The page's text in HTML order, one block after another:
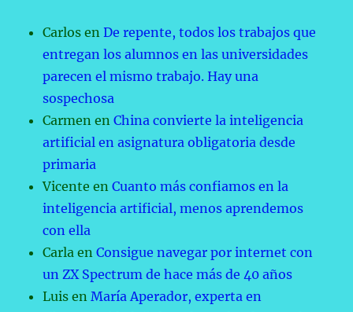
Carlos enDe repente, todos los trabajos que
entregan los alumnos en las universidades
parecen el mismo trabajo. Hay una
sospechosa
Carmen enChina convierte la inteligencia
artificial en asignatura obligatoria desde
primaria
Vicente enCuanto más confiamos en la
inteligencia artificial, menos aprendemos
con ella
Carla enConsigue navegar por internet con
un ZX Spectrum de hace más de 40 años
Luis enMaría Aperador, experta en